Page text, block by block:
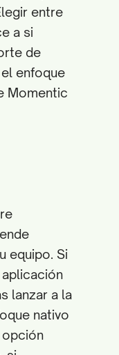
entre
a si
de
enfoque
Momentic
equipo. Si
lanzar a la
nativo
opción